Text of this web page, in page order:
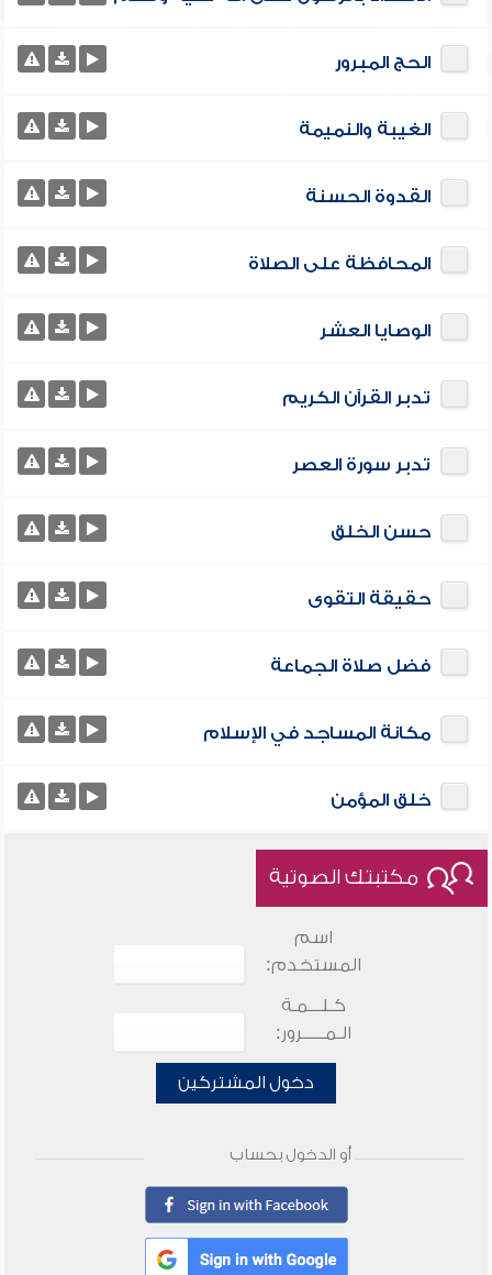
الحج المبرور
الغيبة والنميمة
القدوة الحسنة
المحافظة على الصلاة
الوصايا العشر
تدبر القرآن الكريم
تدبر سورة العصر
حسن الخلق
حقيقة التقوى
فضل صلاة الجماعة
مكانة المساجد في الإسلام
خلق المؤمن
مكتبتك الصوتية
اسم
المستخدم:
كـلـــمـة
الـمـــــرور:
دخول المشتركين
أو الدخول بحساب